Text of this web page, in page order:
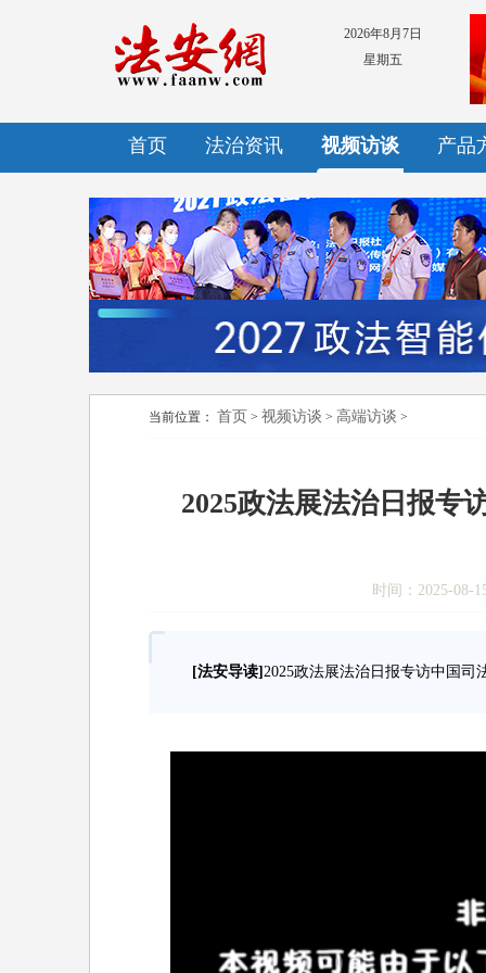
2026年8月7日
星期五
首页 法治资讯 视频访谈 产品
当前位置： 首页 > 视频访谈 > 高端访谈 >
2025政法展法治日报专
时间：2025-08-
[法安导读] 2025政法展法治日报专访中国司